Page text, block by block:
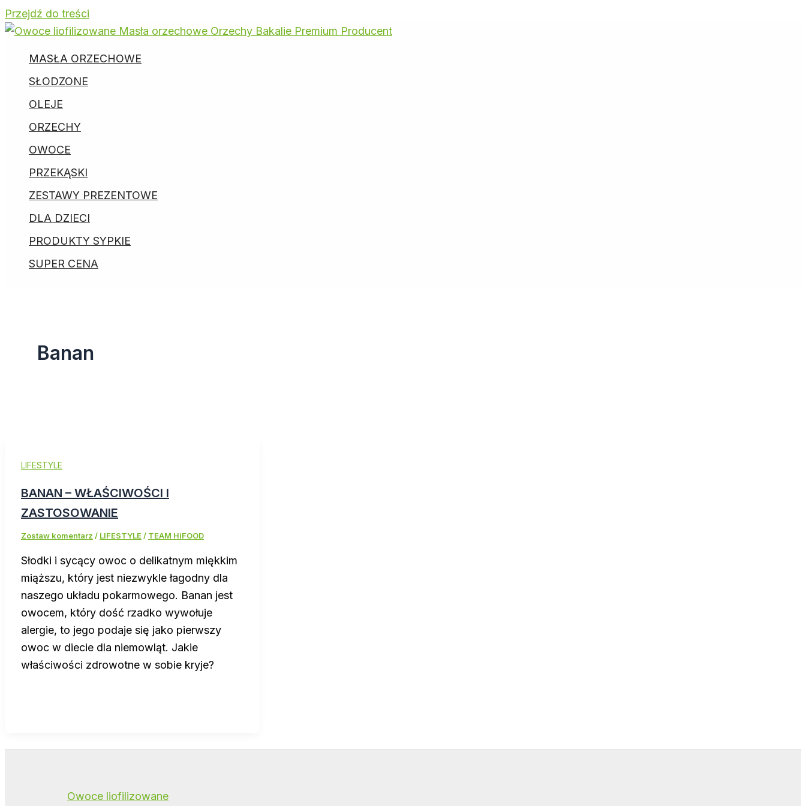
Przejdź do treści
MASŁA ORZECHOWE
SŁODZONE
OLEJE
ORZECHY
OWOCE
PRZEKĄSKI
ZESTAWY PREZENTOWE
DLA DZIECI
PRODUKTY SYPKIE
SUPER CENA
Banan
LIFESTYLE
BANAN – WŁAŚCIWOŚCI I
ZASTOSOWANIE
Zostaw komentarz / LIFESTYLE / TEAM HiFOOD
Słodki i sycący owoc o delikatnym miękkim
miąższu, który jest niezwykle łagodny dla
naszego układu pokarmowego. Banan jest
owocem, który dość rzadko wywołuje
alergie, to jego podaje się jako pierwszy
owoc w diecie dla niemowląt. Jakie
właściwości zdrowotne w sobie kryje?
Owoce liofilizowane